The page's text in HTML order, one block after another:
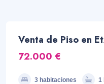
Venta de Piso en
72.000 €
3 habitaciones 1